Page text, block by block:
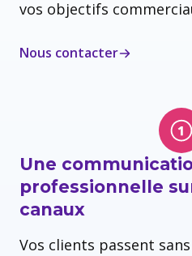
vos objectifs
Nous contacter
Une
professionnelle
canaux
Vos clients passent